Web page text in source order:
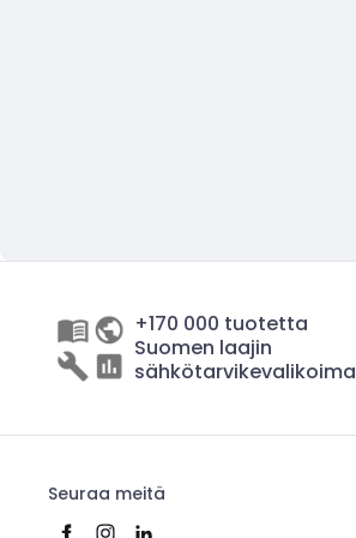
+170 000 tuotetta
Suomen laajin
sähkötarvikevalikoima
Seuraa meitä